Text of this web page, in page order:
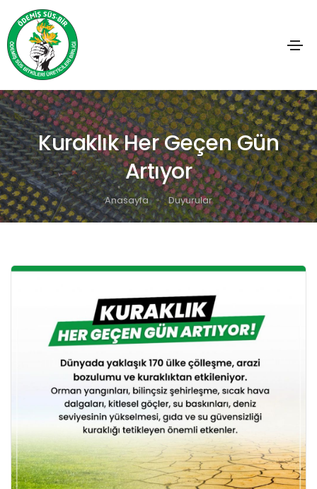
Kuraklık Her Geçen Gün
Artıyor
Anasayfa Duyurular